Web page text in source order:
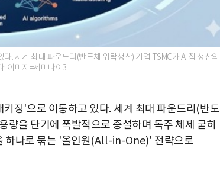
. 세계 최대 파운드리(반도체 위탁생산) 기업 TSMC가 AI 칩 생산의
. 이미지=제미나이3
키징'으로 이동하고 있다. 세계 최대 파운드리 (반도
용량을 단기에 폭발적으로 증설하며 독주 체제 굳히
하나로 묶는 '올인원(All-in-One)' 전략으로